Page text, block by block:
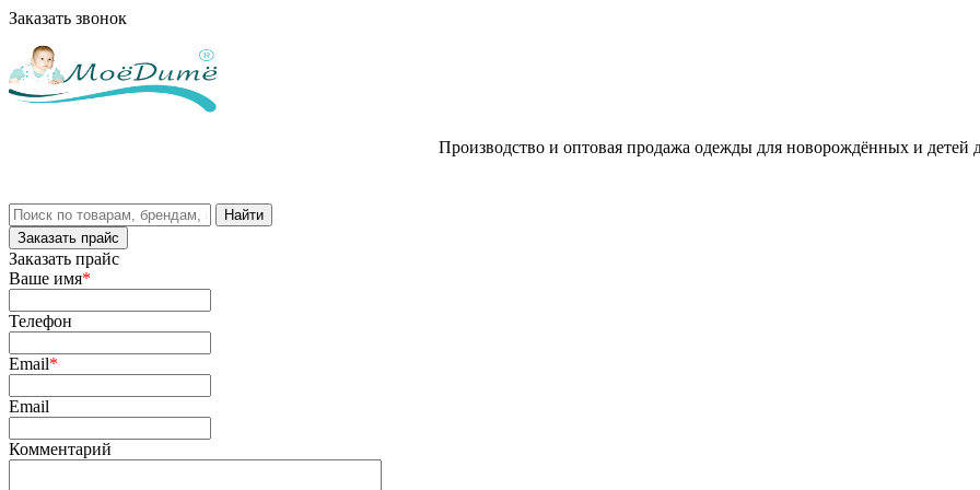
Заказать звонок
Производство и оптовая продажа одежды для новорождённых и детей
Заказать прайс
Заказать прайс
Ваше имя*
Телефон
Email*
Email
Комментарий